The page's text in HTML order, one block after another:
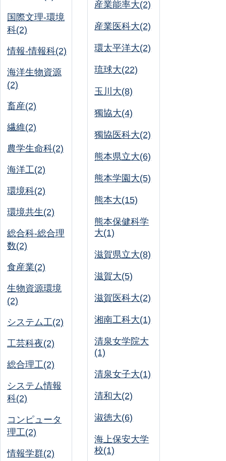
国際文理-環境
科(2)
情報-情報科(2)
海洋生物資源
(2)
畜産(2)
繊維(2)
農学生命科(2)
海洋工(2)
環境科(2)
環境共生(2)
総合科-総合理
数(2)
食産業(2)
生物資源環境
(2)
システム工(2)
工芸科夜(2)
総合理工(2)
システム情報
科(2)
コンピュータ
理工(2)
情報学群(2)
産業能率大(2)
産業医科大(2)
環太平洋大(2)
琉球大(22)
玉川大(8)
獨協大(4)
獨協医科大(2)
熊本県立大(6)
熊本学園大(5)
熊本大(15)
熊本保健科学
大(1)
滋賀県立大(8)
滋賀大(5)
滋賀医科大(2)
湘南工科大(1)
清泉女学院大
(1)
清泉女子大(1)
清和大(2)
淑徳大(6)
海上保安大学
校(1)